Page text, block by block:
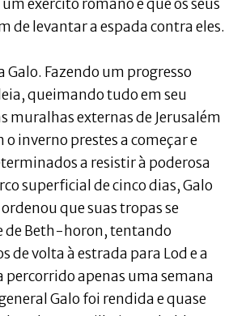
exército romano e que os seus
de levantar a espada contra eles.
Galo. Fazendo um progresso
queimando tudo em seu
muralhas externas de Jerusalém
inverno prestes a começar e
a resistir à poderosa
superficial de cinco dias, Galo
que suas tropas se
de Beth-horon, tentando
de volta à estrada para Lod e a
percorrido apenas uma semana
Galo foi rendida e quase